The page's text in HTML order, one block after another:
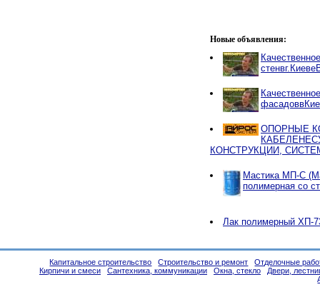
Новые объявления:
ОПОРНЫЕ
КОНСТРУКЦИИ,
Мастика МП-С
полимерная со
Лак полимерный ХП-
Капитальное строительство Строительство и ремонт
Отделочные
Кирпичи и смеси
Сантехника, коммуникации Окна, стекло
Двери,